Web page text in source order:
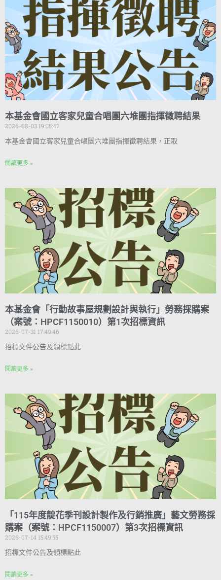
本基金會國立客家兒童合唱團六堆團指揮徵聘結果
2026-08-03 19:05:42
本基金會國立客家兒童合唱團六堆團指揮徵聘結果，正取
閱讀更多 »
本基金會「行動故事屋規劃設計與執行」勞務採購案
（案號：HPCF1150010）第1次招標資訊
2026-07-31 17:49:46
招標文件公告及領標點此
閱讀更多 »
「115年度靛花季刊設計製作及行銷推廣」藝文勞務採
購案（案號：HPCF1150007）第3次招標資訊
2026-07-14 15:49:55
招標文件公告及領標點此
閱讀更多 »